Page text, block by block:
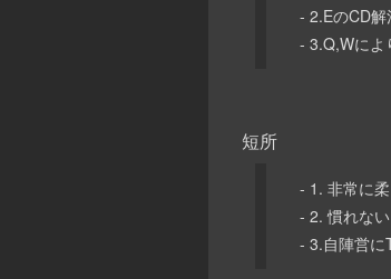
- 2.EのCD解
- 3.Q,Wによ
短所
- 1. 非常に
- 2. 慣れな
- 3.自陣営に